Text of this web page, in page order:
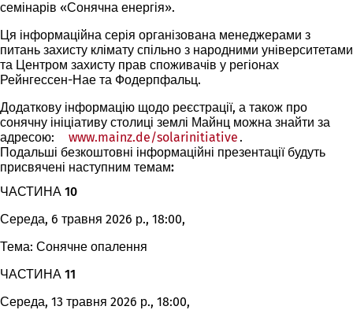
семінарів «Сонячна енергія».
Ця інформаційна серія організована менеджерами з
питань захисту клімату спільно з народними університетами
та Центром захисту прав споживачів у регіонах
Рейнгессен-Нае та Фодерпфальц.
Додаткову інформацію щодо реєстрації, а також про
сонячну ініціативу столиці землі Майнц можна знайти за
адресою:
www.mainz.de/solarinitiative(Відкривається
в
.
Подальші безкоштовні інформаційні презентації будуть
присвячені наступним темам:
ЧАСТИНА 10
Середа, 6 травня 2026 р., 18:00,
Тема: Сонячне опалення
ЧАСТИНА 11
Середа, 13 травня 2026 р., 18:00,